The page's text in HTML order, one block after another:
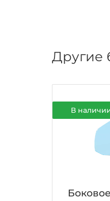
Другие
В